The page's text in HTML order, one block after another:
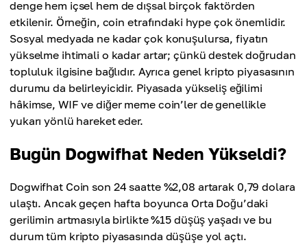
denge hem içsel hem de dışsal birçok faktörden
etkilenir. Örneğin, coin etrafındaki hype çok önemlidir.
Sosyal medyada ne kadar çok konuşulursa, fiyatın
yükselme ihtimali o kadar artar; çünkü destek doğrudan
topluluk ilgisine bağlıdır. Ayrıca genel kripto piyasasının
durumu da belirleyicidir. Piyasada yükseliş eğilimi
hâkimse, WIF ve diğer meme coin’ler de genellikle
yukarı yönlü hareket eder.
Bugün Dogwifhat Neden Yükseldi?
Dogwifhat Coin son 24 saatte %2,08 artarak 0,79 dolara
ulaştı. Ancak geçen hafta boyunca Orta Doğu’daki
gerilimin artmasıyla birlikte %15 düşüş yaşadı ve bu
durum tüm kripto piyasasında düşüşe yol açtı.